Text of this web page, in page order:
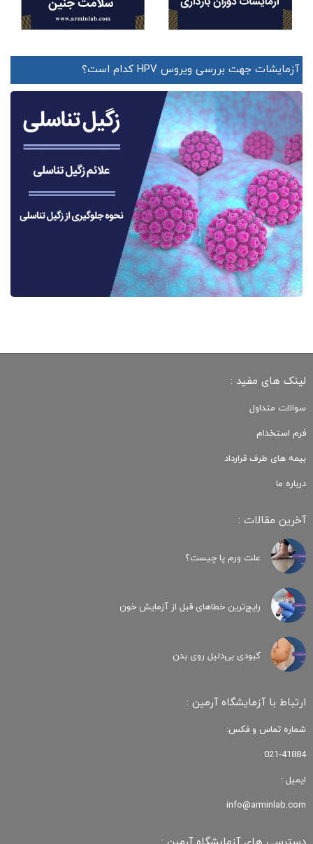
آزمایشات جهت بررسی ویروس HPV کدام است؟
لینک های مفید :
سوالات متداول
فرم استخدام
بیمه های طرف قرارداد
درباره ما
آخرین مقالات :
علت ورم پا چیست؟
رایج‌ترین خطاهای قبل از آزمایش خون
کبودی‌ بی‌دلیل روی بدن
ارتباط با آزمایشگاه آرمین :
شماره تماس و فکس:
021-41884
ایمیل :
info@arminlab.com